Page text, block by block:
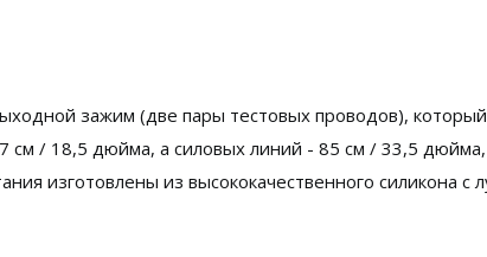
зажим (две пары тестовых проводов),
см / 18,5 дюйма, а силовых линий - 85 см / 33,5
изготовлены из высококачественного силикона с